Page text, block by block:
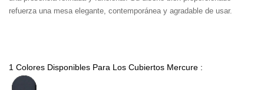
refuerza una mesa elegante, contemporánea y agradable de usar.
1 Colores Disponibles Para Los Cubiertos Mercure :